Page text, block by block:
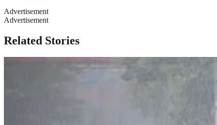
Advertisement
Advertisement
Related Stories